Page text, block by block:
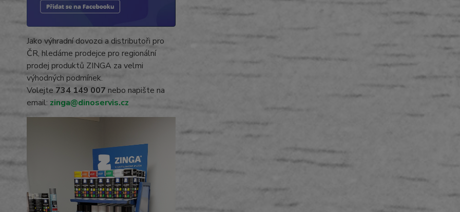
Jako výhradní dovozci a distributoři pro
ČR, hledáme prodejce pro regionální
prodej produktů ZINGA za velmi
výhodných podmínek.
Volejte 734 149 007 nebo napište na
email: zinga@dinoservis.cz